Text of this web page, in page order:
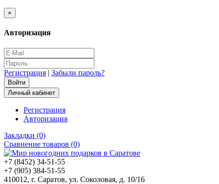
×
Авторизация
Регистрация | Забыли пароль?
Личный кабинет
Регистрация
Авторизация
Закладки (0)
Сравнение товаров (0)
+7 (8452) 34-51-55
+7 (905) 384-51-55
410012, г. Саратов, ул. Соколовая, д. 10/16